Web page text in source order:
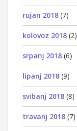
rujan 2018 (7)
kolovoz 2018 (2)
srpanj 2018 (6)
lipanj 2018 (9)
svibanj 2018 (8)
travanj 2018 (7)